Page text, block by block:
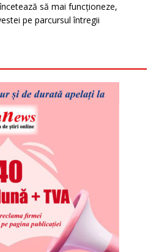
să mai funcționeze,
pe parcursul întregii